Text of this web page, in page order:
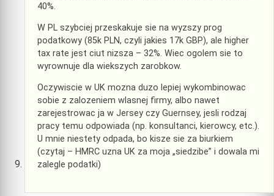
40%.
W PL szybciej przeskakuje sie na wyzszy prog
podatkowy (85k PLN, czyli jakies 17k GBP), ale higher
tax rate jest ciut nizsza – 32%. Wiec ogolem sie to
wyrownuje dla wiekszych zarobkow.
Oczywiscie w UK mozna duzo lepiej wykombinowac
sobie z zalozeniem wlasnej firmy, albo nawet
zarejestrowac ja w Jersey czy Guernsey, jesli rodzaj
pracy temu odpowiada (np. konsultanci, kierowcy, etc.).
U mnie niestety odpada, bo kisze sie za biurkiem
(czytaj – HMRC uzna UK za moja „siedzibe” i dowala mi
zalegle podatki)